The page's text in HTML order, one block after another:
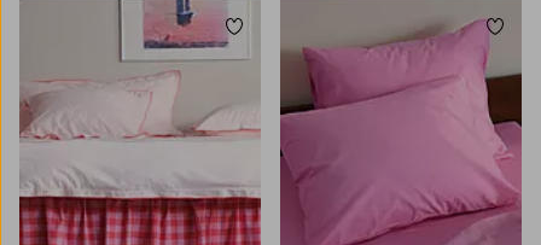
Lisää suosikkeihin
90X200120X200 140X200160X200
180X200
Lisää